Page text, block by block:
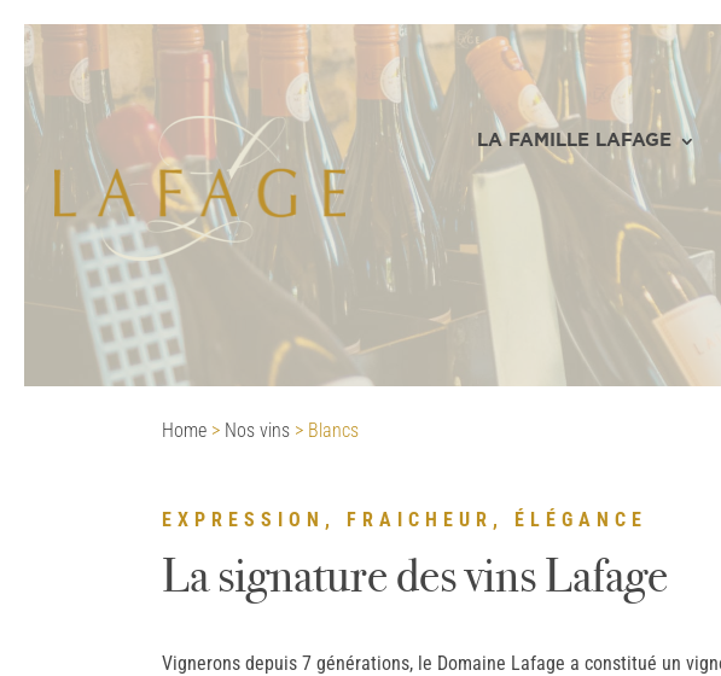
LA FAMILLE LAFAGE
Home > Nos vins > Blancs
EXPRESSION, FRAICHEUR, ÉLÉGANCE
La signature des vins Lafage
Vignerons depuis 7 générations, le Domaine Lafage a constitué un